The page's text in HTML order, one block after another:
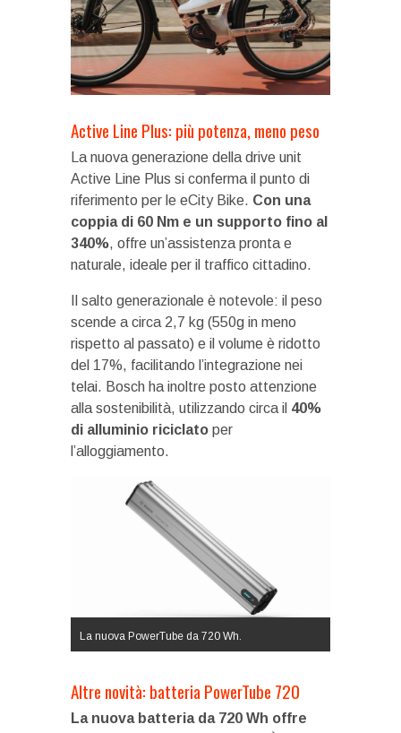
Active Line Plus: più potenza, meno peso
La nuova generazione della drive unit
Active Line Plus si conferma il punto di
riferimento per le eCity Bike. Con una
coppia di 60 Nm e un supporto fino al
340%, offre un’assistenza pronta e
naturale, ideale per il traffico cittadino.
Il salto generazionale è notevole: il peso
scende a circa 2,7 kg (550g in meno
rispetto al passato) e il volume è ridotto
del 17%, facilitando l’integrazione nei
telai. Bosch ha inoltre posto attenzione
alla sostenibilità, utilizzando circa il 40%
di alluminio riciclato per
l’alloggiamento.
La nuova PowerTube da 720 Wh.
Altre novità: batteria PowerTube 720
La nuova batteria da 720 Wh offre